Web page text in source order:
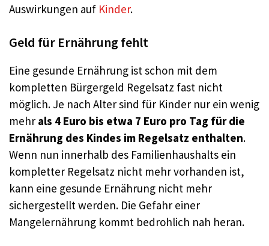
Auswirkungen auf Kinder.
Geld für Ernährung fehlt
Eine gesunde Ernährung ist schon mit dem
kompletten Bürgergeld Regelsatz fast nicht
möglich. Je nach Alter sind für Kinder nur ein wenig
mehr als 4 Euro bis etwa 7 Euro pro Tag für die
Ernährung des Kindes im Regelsatz enthalten.
Wenn nun innerhalb des Familienhaushalts ein
kompletter Regelsatz nicht mehr vorhanden ist,
kann eine gesunde Ernährung nicht mehr
sichergestellt werden. Die Gefahr einer
Mangelernährung kommt bedrohlich nah heran.